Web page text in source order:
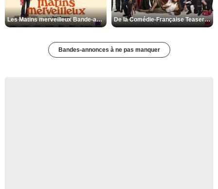
Les Matins merveilleux Bande-annonce VF De la Comédie-Française Teaser VF
Bandes-annonces à ne pas manquer